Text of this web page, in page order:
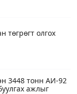
төгрөгт олгох
3448 тонн АИ-92
ажлыг